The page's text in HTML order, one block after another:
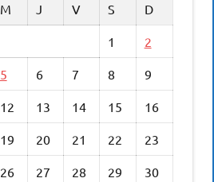
M J V S D
1 2
5 6 7 8 9
12 13 14 15 16
19 20 21 22 23
26 27 28 29 30